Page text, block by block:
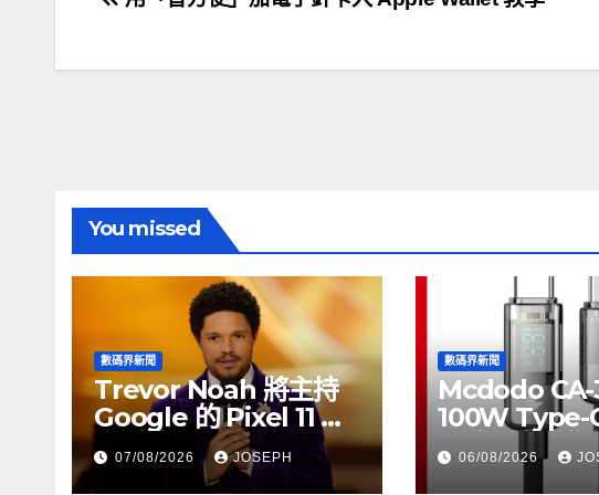
You missed
數碼界新聞
Trevor Noah 將主持
Google 的 Pixel 11 推
介活動
07/08/2026 JOSEPH
數碼界新聞
Mcdodo CA-
100W Type-
正式上市，售
HK$115
06/08/2026